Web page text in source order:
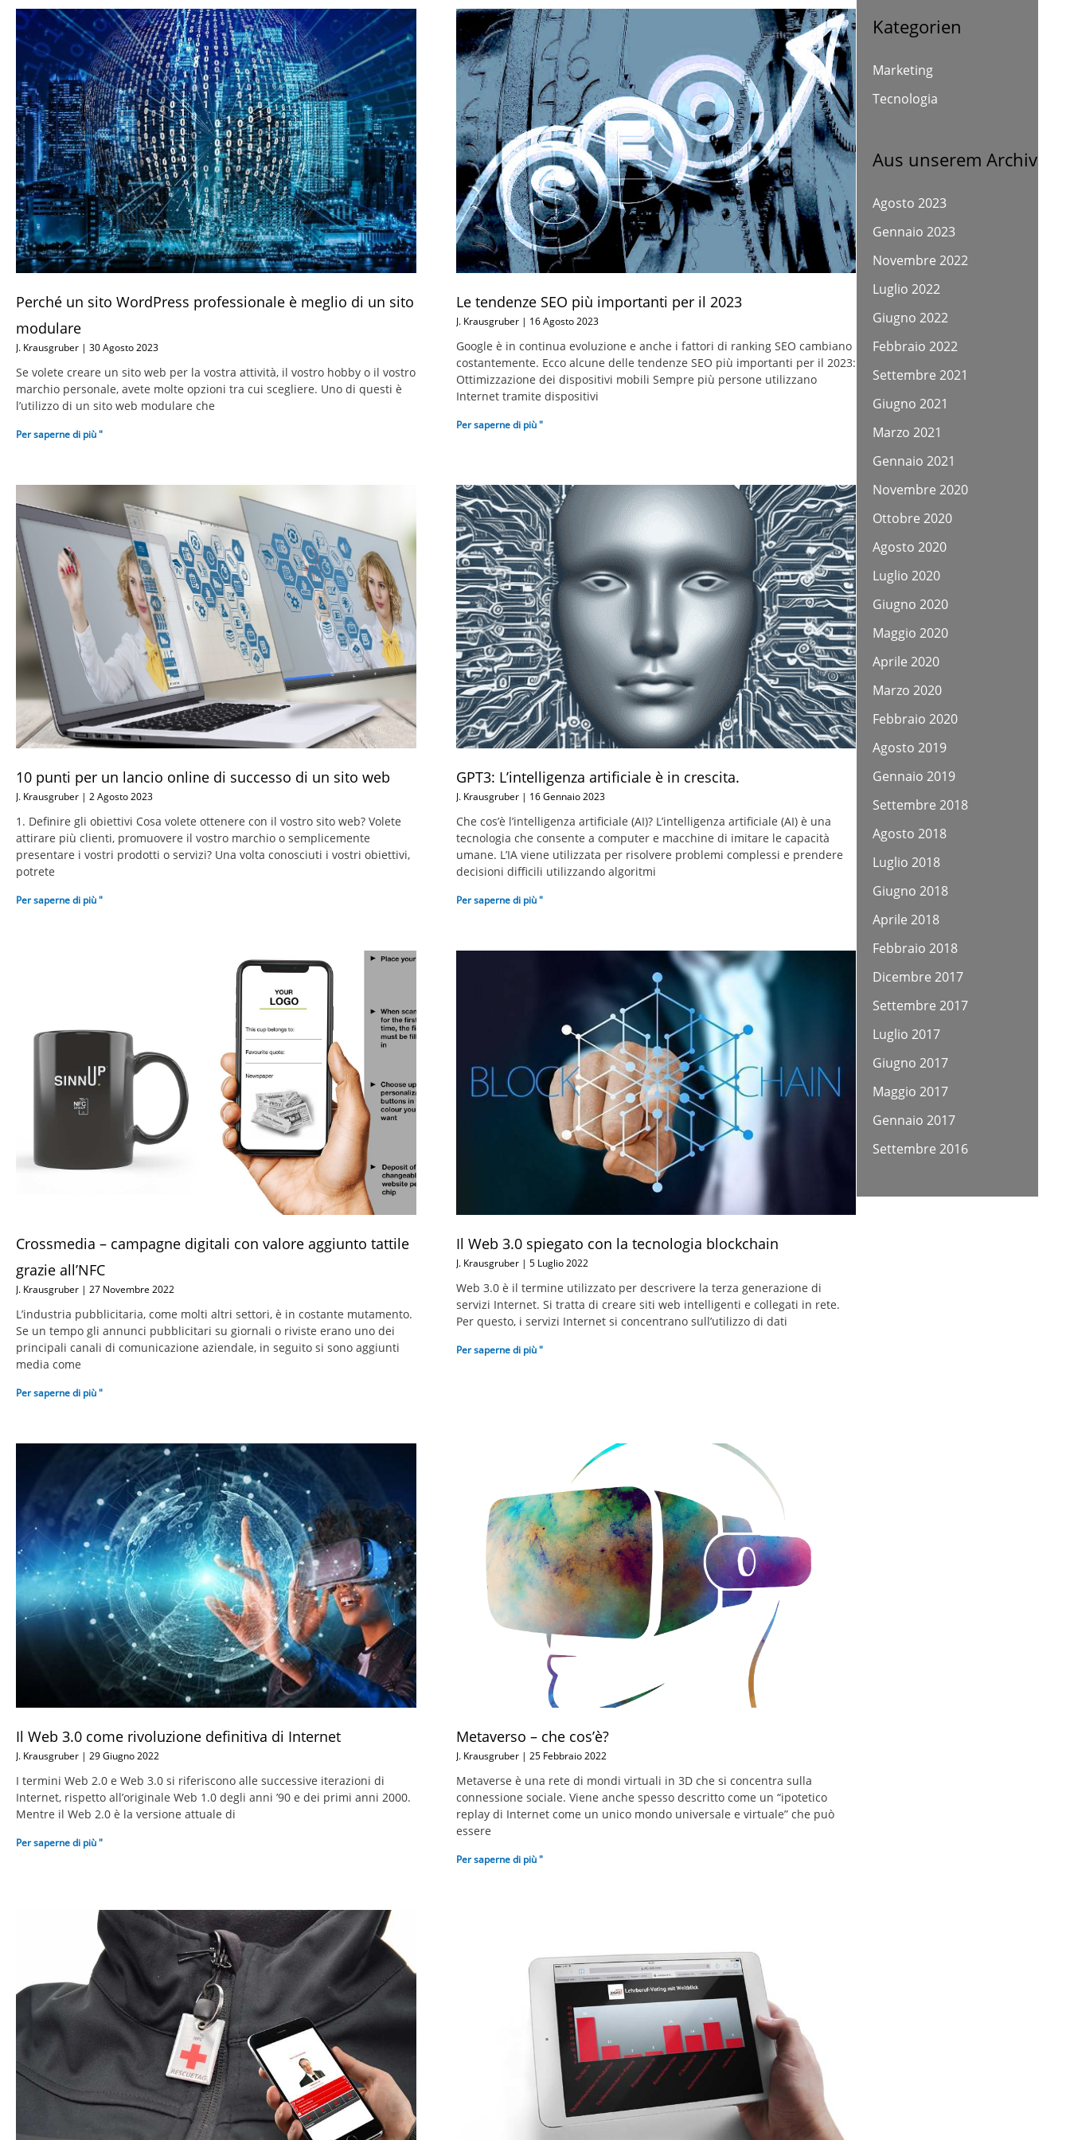
Perché un sito WordPress professionale è meglio di un sito
modulare
J. Krausgruber 30 Agosto 2023
Se volete creare un sito web per la vostra attività, il vostro hobby o il vostro
marchio personale, avete molte opzioni tra cui scegliere. Uno di questi è
l’utilizzo di un sito web modulare che
Per saperne di più "
Le tendenze SEO più importanti per il 2023
J. Krausgruber 16 Agosto 2023
Google è in continua evoluzione e anche i fattori di ranking SEO cambiano
costantemente. Ecco alcune delle tendenze SEO più importanti per il 2023:
Ottimizzazione dei dispositivi mobili Sempre più persone utilizzano
Internet tramite dispositivi
Per saperne di più "
10 punti per un lancio online di successo di un sito web
J. Krausgruber 2 Agosto 2023
1. Definire gli obiettivi Cosa volete ottenere con il vostro sito web? Volete
attirare più clienti, promuovere il vostro marchio o semplicemente
presentare i vostri prodotti o servizi? Una volta conosciuti i vostri obiettivi,
potrete
Per saperne di più "
GPT3: L’intelligenza artificiale è in crescita.
J. Krausgruber 16 Gennaio 2023
Che cos’è l’intelligenza artificiale (AI)? L’intelligenza artificiale (AI) è una
tecnologia che consente a computer e macchine di imitare le capacità
umane. L’IA viene utilizzata per risolvere problemi complessi e prendere
decisioni difficili utilizzando algoritmi
Per saperne di più "
Crossmedia – campagne digitali con valore aggiunto tattile
grazie all’NFC
J. Krausgruber 27 Novembre 2022
L’industria pubblicitaria, come molti altri settori, è in costante mutamento.
Se un tempo gli annunci pubblicitari su giornali o riviste erano uno dei
principali canali di comunicazione aziendale, in seguito si sono aggiunti
media come
Per saperne di più "
Il Web 3.0 spiegato con la tecnologia blockchain
J. Krausgruber 5 Luglio 2022
Web 3.0 è il termine utilizzato per descrivere la terza generazione di
servizi Internet. Si tratta di creare siti web intelligenti e collegati in rete.
Per questo, i servizi Internet si concentrano sull’utilizzo di dati
Per saperne di più "
Il Web 3.0 come rivoluzione definitiva di Internet
J. Krausgruber 29 Giugno 2022
I termini Web 2.0 e Web 3.0 si riferiscono alle successive iterazioni di
Internet, rispetto all’originale Web 1.0 degli anni ’90 e dei primi anni 2000.
Mentre il Web 2.0 è la versione attuale di
Per saperne di più "
Metaverso – che cos’è?
J. Krausgruber 25 Febbraio 2022
Metaverse è una rete di mondi virtuali in 3D che si concentra sulla
connessione sociale. Viene anche spesso descritto come un “ipotetico
replay di Internet come un unico mondo universale e virtuale” che può
essere
Per saperne di più "
PaginaPagina Kategorien
Marketing
Tecnologia
Aus unserem Archiv
Agosto 2023
Gennaio 2023
Novembre 2022
Luglio 2022
Giugno 2022
Febbraio 2022
Settembre 2021
Giugno 2021
Marzo 2021
Gennaio 2021
Novembre 2020
Ottobre 2020
Agosto 2020
Luglio 2020
Giugno 2020
Maggio 2020
Aprile 2020
Marzo 2020
Febbraio 2020
Agosto 2019
Gennaio 2019
Settembre 2018
Agosto 2018
Luglio 2018
Giugno 2018
Aprile 2018
Febbraio 2018
Dicembre 2017
Settembre 2017
Luglio 2017
Giugno 2017
Maggio 2017
Gennaio 2017
Settembre 2016